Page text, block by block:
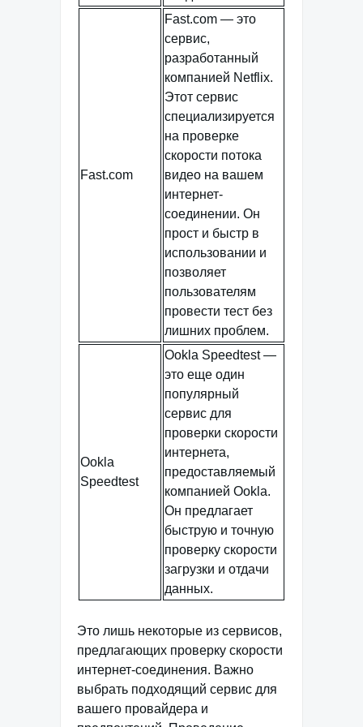
Fast.com
Fast.com — это
сервис,
разработанный
компанией Netflix.
Этот сервис
специализируется
на проверке
скорости потока
видео на вашем
интернет-
соединении. Он
прост и быстр в
использовании и
позволяет
пользователям
провести тест без
лишних проблем.
Ookla
Speedtest
Ookla Speedtest —
это еще один
популярный
сервис для
проверки скорости
интернета,
предоставляемый
компанией Ookla.
Он предлагает
быструю и точную
проверку скорости
загрузки и отдачи
данных.
Это лишь некоторые из сервисов,
предлагающих проверку скорости
интернет-соединения. Важно
выбрать подходящий сервис для
вашего провайдера и